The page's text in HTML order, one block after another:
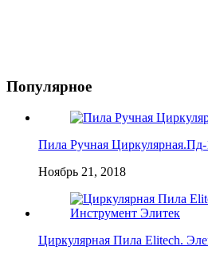
Популярное
Пила Ручная Циркулярная.Пд-
Ноябрь 21, 2018
Циркулярная Пила Elitech.